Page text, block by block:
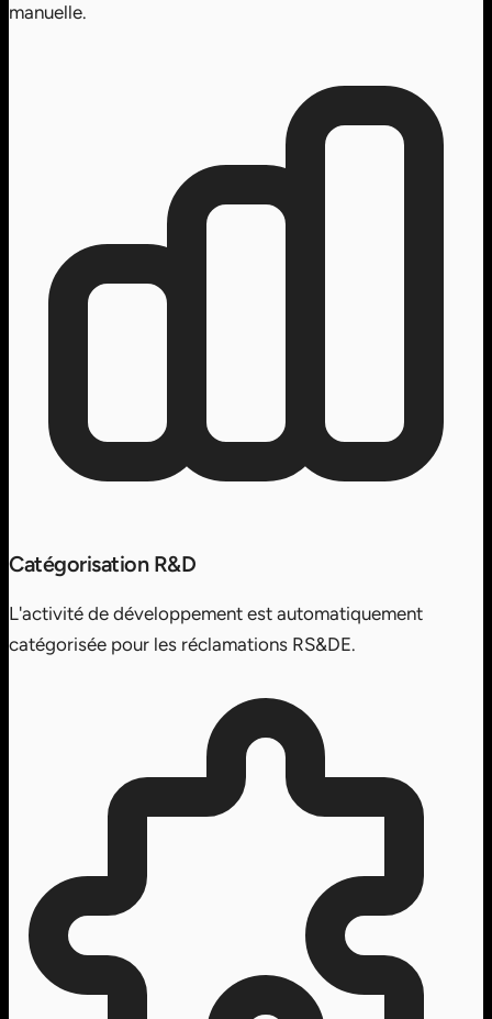
manuelle.
Catégorisation R&D
L'activité de développement est automatiquement
catégorisée pour les réclamations RS&DE.